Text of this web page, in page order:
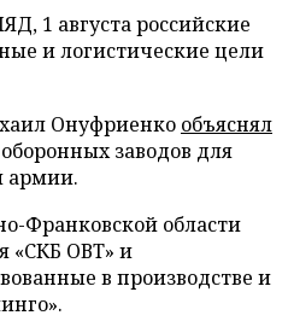
1 августа российские
и логистические цели
Онуфриенко объяснял
заводов для
армии.
Франковской области
«СКБ ОВТ» и
в производстве и